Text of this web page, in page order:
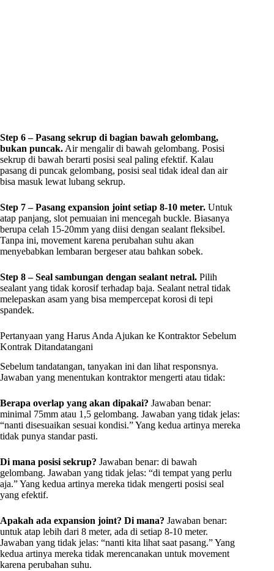
Step 6 – Pasang sekrup di bagian bawah gelombang,
bukan puncak. Air mengalir di bawah gelombang. Posisi
sekrup di bawah berarti posisi seal paling efektif. Kalau
pasang di puncak gelombang, posisi seal tidak ideal dan air
bisa masuk lewat lubang sekrup.
Step 7 – Pasang expansion joint setiap 8-10 meter. Untuk
atap panjang, slot pemuaian ini mencegah buckle. Biasanya
berupa celah 15-20mm yang diisi dengan sealant fleksibel.
Tanpa ini, movement karena perubahan suhu akan
menyebabkan lembaran bergeser atau bahkan sobek.
Step 8 – Seal sambungan dengan sealant netral. Pilih
sealant yang tidak korosif terhadap baja. Sealant netral tidak
melepaskan asam yang bisa mempercepat korosi di tepi
spandek.
Pertanyaan yang Harus Anda Ajukan ke Kontraktor Sebelum
Kontrak Ditandatangani
Sebelum tandatangan, tanyakan ini dan lihat responsnya.
Jawaban yang menentukan kontraktor mengerti atau tidak:
Berapa overlap yang akan dipakai? Jawaban benar:
minimal 75mm atau 1,5 gelombang. Jawaban yang tidak jelas:
“nanti disesuaikan sesuai kondisi.” Yang kedua artinya mereka
tidak punya standar pasti.
Di mana posisi sekrup? Jawaban benar: di bawah
gelombang. Jawaban yang tidak jelas: “di tempat yang perlu
aja.” Yang kedua artinya mereka tidak mengerti posisi seal
yang efektif.
Apakah ada expansion joint? Di mana? Jawaban benar:
untuk atap lebih dari 8 meter, ada di setiap 8-10 meter.
Jawaban yang tidak jelas: “nanti kita lihat saat pasang.” Yang
kedua artinya mereka tidak merencanakan untuk movement
karena perubahan suhu.